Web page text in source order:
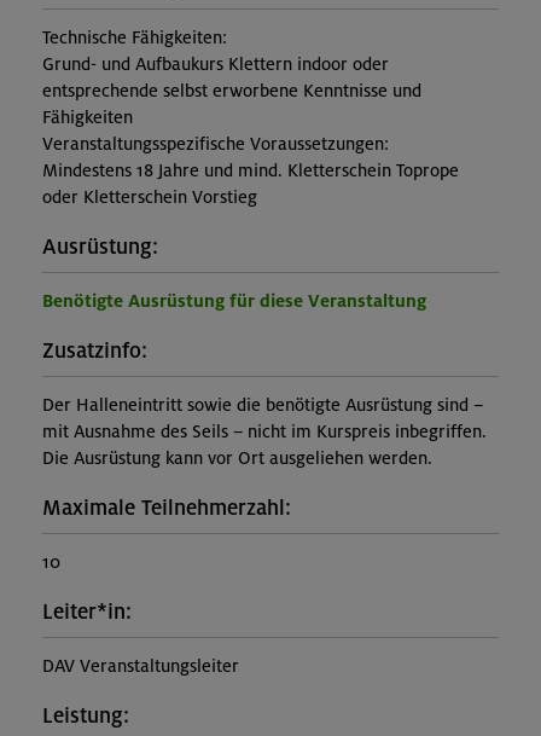
Technische Fähigkeiten:
Grund- und Aufbaukurs Klettern indoor oder
entsprechende selbst erworbene Kenntnisse und
Fähigkeiten
Veranstaltungsspezifische Voraussetzungen:
Mindestens 18 Jahre und mind. Kletterschein Toprope
oder Kletterschein Vorstieg
Ausrüstung:
Benötigte Ausrüstung für diese Veranstaltung
Zusatzinfo:
Der Halleneintritt sowie die benötigte Ausrüstung sind –
mit Ausnahme des Seils – nicht im Kurspreis inbegriffen.
Die Ausrüstung kann vor Ort ausgeliehen werden.
Maximale Teilnehmerzahl:
10
Leiter*in:
DAV Veranstaltungsleiter
Leistung: